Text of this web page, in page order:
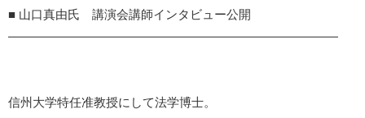
■ 山口真由氏 講演会講師インタビュー公開
―――――――――――――――――――――――――――
信州大学特任准教授にして法学博士。